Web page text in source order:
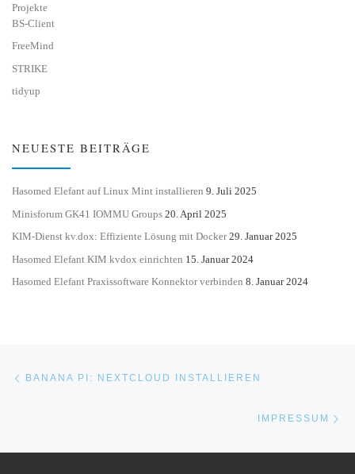
Projekte
BS-Client
FreeMind
STRIKE
tidyup
NEUESTE BEITRÄGE
Hasomed Elefant auf Linux Mint installieren 9. Juli 2025
Minisforum GK41 IOMMU Groups 20. April 2025
KIM-Dienst kv.dox: Effiziente Lösung mit Docker 29. Januar 2025
Hasomed Elefant KIM kvdox einrichten 15. Januar 2024
Hasomed Elefant Praxissoftware Konnektor verbinden 8. Januar 2024
Beitragsnavigation
BANANA PI: NEXTCLOUD INSTALLIEREN
IMPRESSUM